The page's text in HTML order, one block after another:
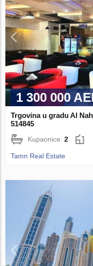
1 300 000
Trgovina u gradu Al
514845
Kupaonice:2
Tamn Real Estate